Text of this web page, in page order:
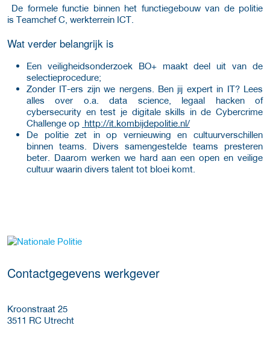
De formele functie binnen het functiegebouw van de politie
is Teamchef C, werkterrein ICT.
Wat verder belangrijk is
Een veiligheidsonderzoek BO+ maakt deel uit van de
selectieprocedure;
Zonder IT-ers zijn we nergens. Ben jij expert in IT? Lees
alles over o.a. data science, legaal hacken of
cybersecurity en test je digitale skills in de Cybercrime
Challenge op http://it.kombijdepolitie.nl/
De politie zet in op vernieuwing en cultuurverschillen
binnen teams. Divers samengestelde teams presteren
beter. Daarom werken we hard aan een open en veilige
cultuur waarin divers talent tot bloei komt.
Meer werkgever details
Contactgegevens werkgever
Kroonstraat 25
3511 RC Utrecht